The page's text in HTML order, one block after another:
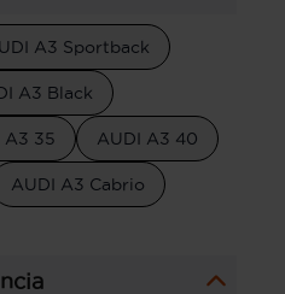
A3 Sportback
A3 Black
A3 35 AUDI A3 40
AUDI A3 Cabrio